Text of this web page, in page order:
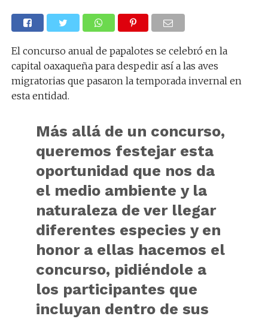
El concurso anual de papalotes se celebró en la
capital oaxaqueña para despedir así a las aves
migratorias que pasaron la temporada invernal en
esta entidad.
Más allá de un concurso,
queremos festejar esta
oportunidad que nos da
el medio ambiente y la
naturaleza de ver llegar
diferentes especies y en
honor a ellas hacemos el
concurso, pidiéndole a
los participantes que
incluyan dentro de sus